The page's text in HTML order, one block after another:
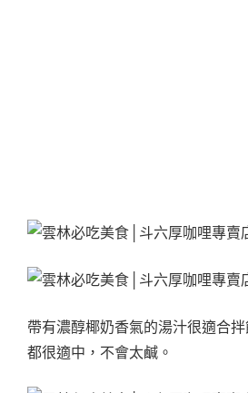
帶有濃醇椰奶香氣的湯汁很適合
都很適中，不會太鹹。